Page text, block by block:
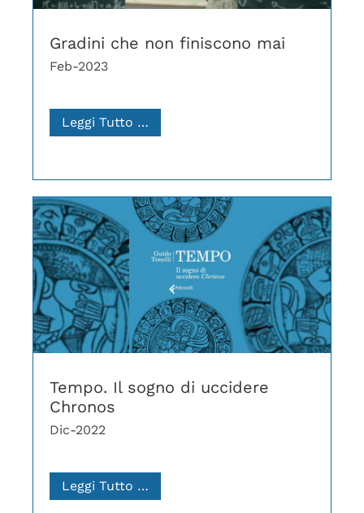
Gradini che non finiscono mai
Feb-2023
Leggi Tutto …
Tempo. Il sogno di uccidere
Chronos
Dic-2022
Leggi Tutto …